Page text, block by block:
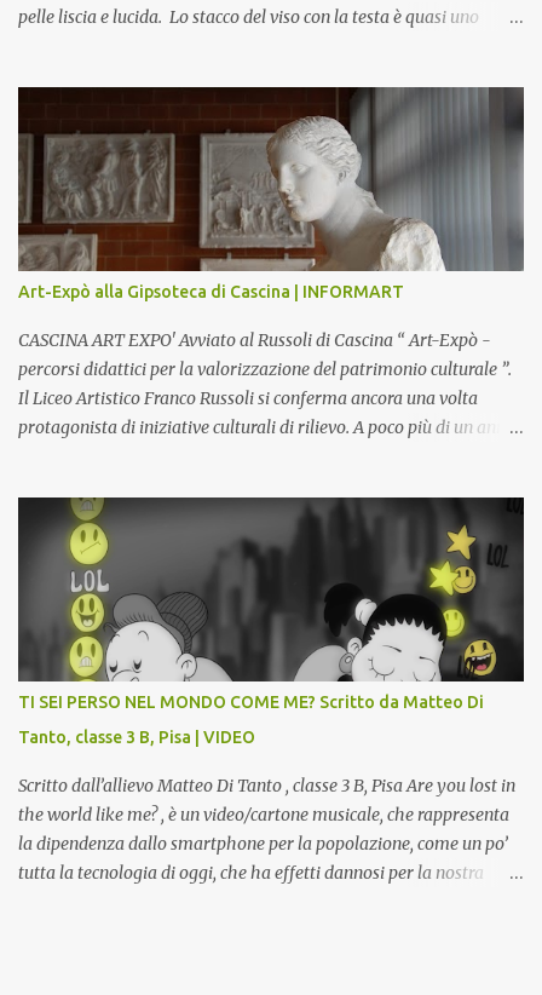
pelle liscia e lucida. Lo stacco del viso con la testa è quasi uno
un motivo che Magritte propone frequentemente nelle sue opere,
che in questo caso assumono un aspetto minaccioso, come se si
trattasse di un qualcosa di malinconico, sia per il colore che per la
consistenza del materiale. L’enigma che reca l’immagine, un volto
staccato, con uno sguardo fisso, il cui non si capisce se esso è un
uomo una donna, con l’espressione rigida. Magritte, il maestro
dello straniamento della visione, costruisce un’immagine tanto
meticolosa e nitida quanto assurda e inquietante. Uno
sdoppiamento del soggetto come spesso a...
Art-Expò alla Gipsoteca di Cascina | INFORMART
CASCINA ART EXPO' Avviato al Russoli di Cascina “ Art-Expò -
percorsi didattici per la valorizzazione del patrimonio culturale ”.
Il Liceo Artistico Franco Russoli si conferma ancora una volta
protagonista di iniziative culturali di rilievo. A poco più di un anno
valorizzazione del patrimonio storico artistico dell’ex Istituto
d’Arte, finanziato dal Miur a valere sui Bandi PON, che trasformerà
la Gipsoteca in un laboratorio didattico.Venti ragazzi del Liceo
potranno studiare e riscoprire: i Gessi storici dell’ex-Istituto d’Arte,
attualmente musealizzati nella Gipsoteca della Biblioteca
Comunale "Peppino Impastato" di Cascina. Quadri, disegni,
progetti di arredamento e di mobili, intarsi ed intagli lignei
da allievi e studenti dell’Istituto d’Arte durante il...
TI SEI PERSO NEL MONDO COME ME? Scritto da Matteo Di
Tanto, classe 3 B, Pisa | VIDEO
Scritto dall’allievo Matteo Di Tanto , classe 3 B, Pisa Are you lost in
the world like me? , è un video/cartone musicale, che rappresenta
la dipendenza dallo smartphone per la popolazione, come un po’
tutta la tecnologia di oggi, che ha effetti dannosi per la nostra